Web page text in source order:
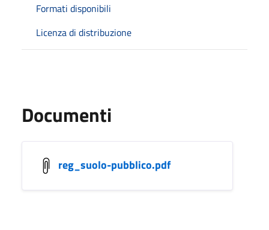
Formati disponibili
Licenza di distribuzione
Documenti
reg_suolo-pubblico.pdf